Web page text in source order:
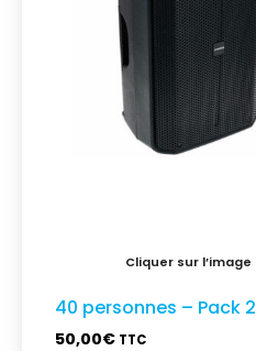
40 personnes – Pack 2
50,00€ TTC